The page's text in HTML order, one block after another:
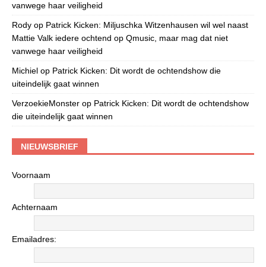
vanwege haar veiligheid
Rody op Patrick Kicken: Miljuschka Witzenhausen wil wel naast
Mattie Valk iedere ochtend op Qmusic, maar mag dat niet
vanwege haar veiligheid
Michiel op Patrick Kicken: Dit wordt de ochtendshow die
uiteindelijk gaat winnen
VerzoekieMonster op Patrick Kicken: Dit wordt de ochtendshow
die uiteindelijk gaat winnen
NIEUWSBRIEF
Voornaam
Achternaam
Emailadres: